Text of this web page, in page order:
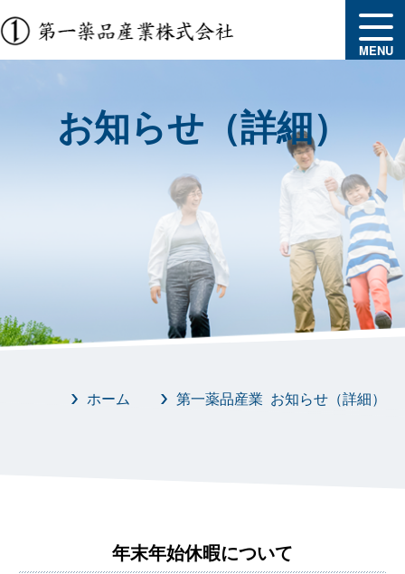
MENU
お知らせ（詳細）
ホーム 第一薬品産業 お知らせ（詳細）
年末年始休暇について